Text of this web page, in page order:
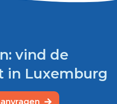
vind de
in Luxemburg